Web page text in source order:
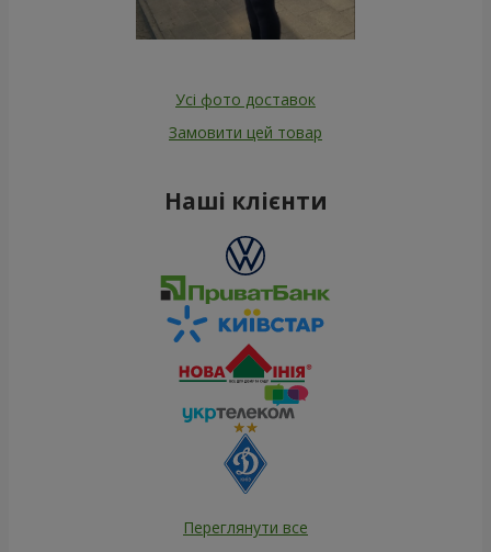
Усі фото доставок
Замовити цей товар
Наші клієнти
Переглянути все